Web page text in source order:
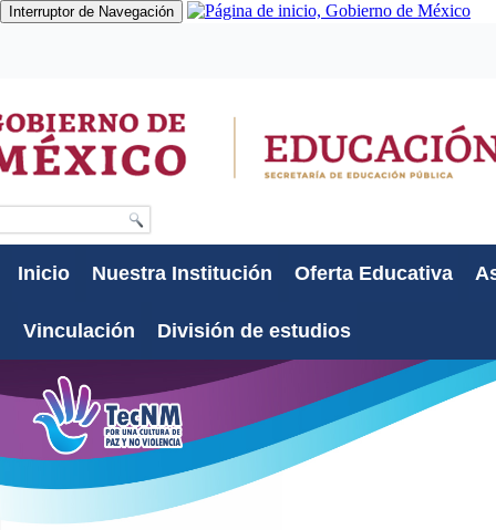
Interruptor de Navegación
Inicio Nuestra Institución Oferta Educativa
Vinculación División de estudios